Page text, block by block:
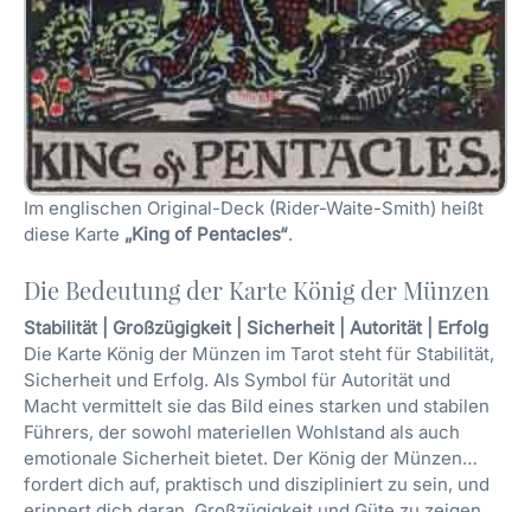
Im englischen Original-Deck (Rider-Waite-Smith) heißt
diese Karte „King of Pentacles“.
Die Bedeutung der Karte König der Münzen
Stabilität | Großzügigkeit | Sicherheit | Autorität | Erfolg
Die Karte König der Münzen im Tarot steht für Stabilität,
Sicherheit und Erfolg. Als Symbol für Autorität und
Macht vermittelt sie das Bild eines starken und stabilen
Führers, der sowohl materiellen Wohlstand als auch
emotionale Sicherheit bietet. Der König der Münzen
fordert dich auf, praktisch und diszipliniert zu sein, und